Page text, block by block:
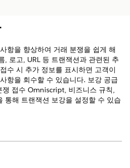
항을 향상하여 거래 분쟁을 쉽게 해
, 로고, URL 등 트랜잭션과 관련된 추
수 시 추가 정보를 표시하면 고객이
항을 회수할 수 있습니다. 보강 공급
쟁 접수 Omniscript, 비즈니스 규칙,
통해 트랜잭션 보강을 설정할 수 있습